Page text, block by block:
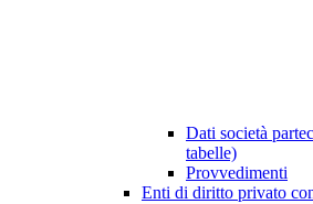
Dati società
tabelle)
Provvedimenti
Enti di diritto privato